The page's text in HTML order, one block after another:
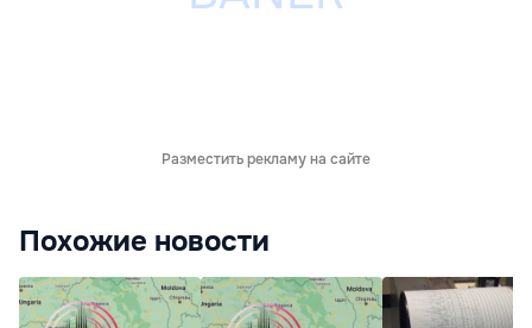
Разместить рекламу на сайте
Похожие новости